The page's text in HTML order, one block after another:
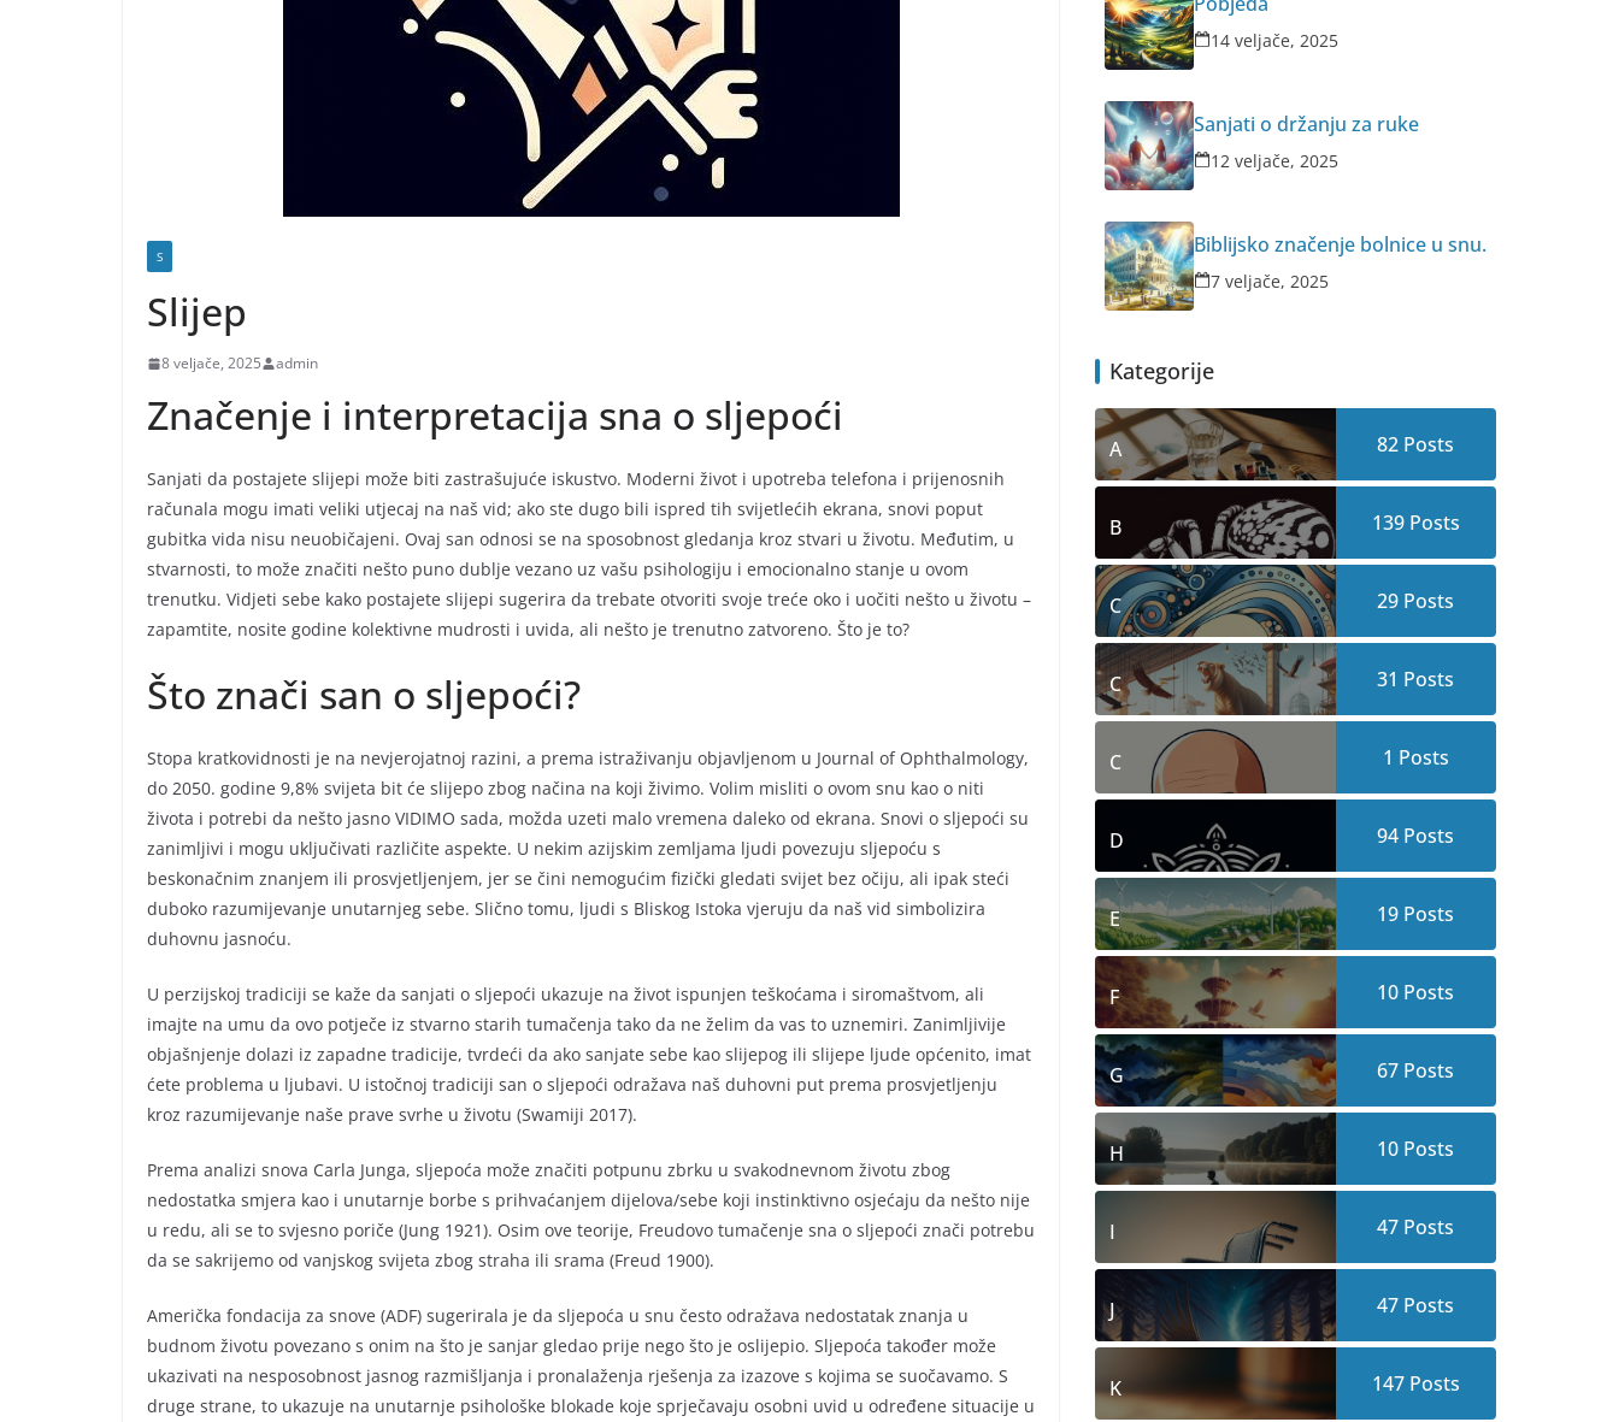
S
Slijep
8 veljače, 2025 admin
Značenje i interpretacija sna o sljepoći
Sanjati da postajete slijepi može biti zastrašujuće iskustvo. Moderni život i upotreba telefona i prijenosnih
računala mogu imati veliki utjecaj na naš vid; ako ste dugo bili ispred tih svijetlećih ekrana, snovi poput
gubitka vida nisu neuobičajeni. Ovaj san odnosi se na sposobnost gledanja kroz stvari u životu. Međutim, u
stvarnosti, to može značiti nešto puno dublje vezano uz vašu psihologiju i emocionalno stanje u ovom
trenutku. Vidjeti sebe kako postajete slijepi sugerira da trebate otvoriti svoje treće oko i uočiti nešto u životu –
zapamtite, nosite godine kolektivne mudrosti i uvida, ali nešto je trenutno zatvoreno. Što je to?
Što znači san o sljepoći?
Stopa kratkovidnosti je na nevjerojatnoj razini, a prema istraživanju objavljenom u Journal of Ophthalmology,
do 2050. godine 9,8% svijeta bit će slijepo zbog načina na koji živimo. Volim misliti o ovom snu kao o niti
života i potrebi da nešto jasno VIDIMO sada, možda uzeti malo vremena daleko od ekrana. Snovi o sljepoći su
zanimljivi i mogu uključivati različite aspekte. U nekim azijskim zemljama ljudi povezuju sljepoću s
beskonačnim znanjem ili prosvjetljenjem, jer se čini nemogućim fizički gledati svijet bez očiju, ali ipak steći
duboko razumijevanje unutarnjeg sebe. Slično tomu, ljudi s Bliskog Istoka vjeruju da naš vid simbolizira
duhovnu jasnoću.
U perzijskoj tradiciji se kaže da sanjati o sljepoći ukazuje na život ispunjen teškoćama i siromaštvom, ali
imajte na umu da ovo potječe iz stvarno starih tumačenja tako da ne želim da vas to uznemiri. Zanimljivije
objašnjenje dolazi iz zapadne tradicije, tvrdeći da ako sanjate sebe kao slijepog ili slijepe ljude općenito, imat
ćete problema u ljubavi. U istočnoj tradiciji san o sljepoći odražava naš duhovni put prema prosvjetljenju
kroz razumijevanje naše prave svrhe u životu (Swamiji 2017).
Prema analizi snova Carla Junga, sljepoća može značiti potpunu zbrku u svakodnevnom životu zbog
nedostatka smjera kao i unutarnje borbe s prihvaćanjem dijelova/sebe koji instinktivno osjećaju da nešto nije
u redu, ali se to svjesno poriče (Jung 1921). Osim ove teorije, Freudovo tumačenje sna o sljepoći znači potrebu
da se sakrijemo od vanjskog svijeta zbog straha ili srama (Freud 1900).
Američka fondacija za snove (ADF) sugerirala je da sljepoća u snu često odražava nedostatak znanja u
budnom životu povezano s onim na što je sanjar gledao prije nego što je oslijepio. Sljepoća također može
ukazivati na nesposobnost jasnog razmišljanja i pronalaženja rješenja za izazove s kojima se suočavamo. S
druge strane, to ukazuje na unutarnje psihološke blokade koje sprječavaju osobni uvid u određene situacije u
14 veljače, 2025
Sanjati o držanju za ruke
12 veljače, 2025
Biblijsko značenje bolnice u snu.
7 veljače, 2025
Kategorije
A 82 Posts
B 139Posts
C 29 Posts
C 31 Posts
C 1 Posts
D 94 Posts
E 19 Posts
F 10 Posts
G 67 Posts
H 10 Posts
I 47 Posts
J 47 Posts
K 147Posts